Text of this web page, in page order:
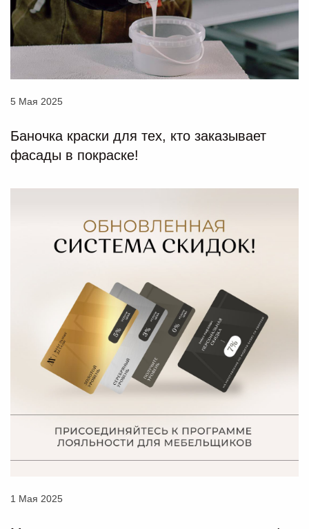
5 Мая 2025
Баночка краски для тех, кто заказывает
фасады в покраске!
1 Мая 2025